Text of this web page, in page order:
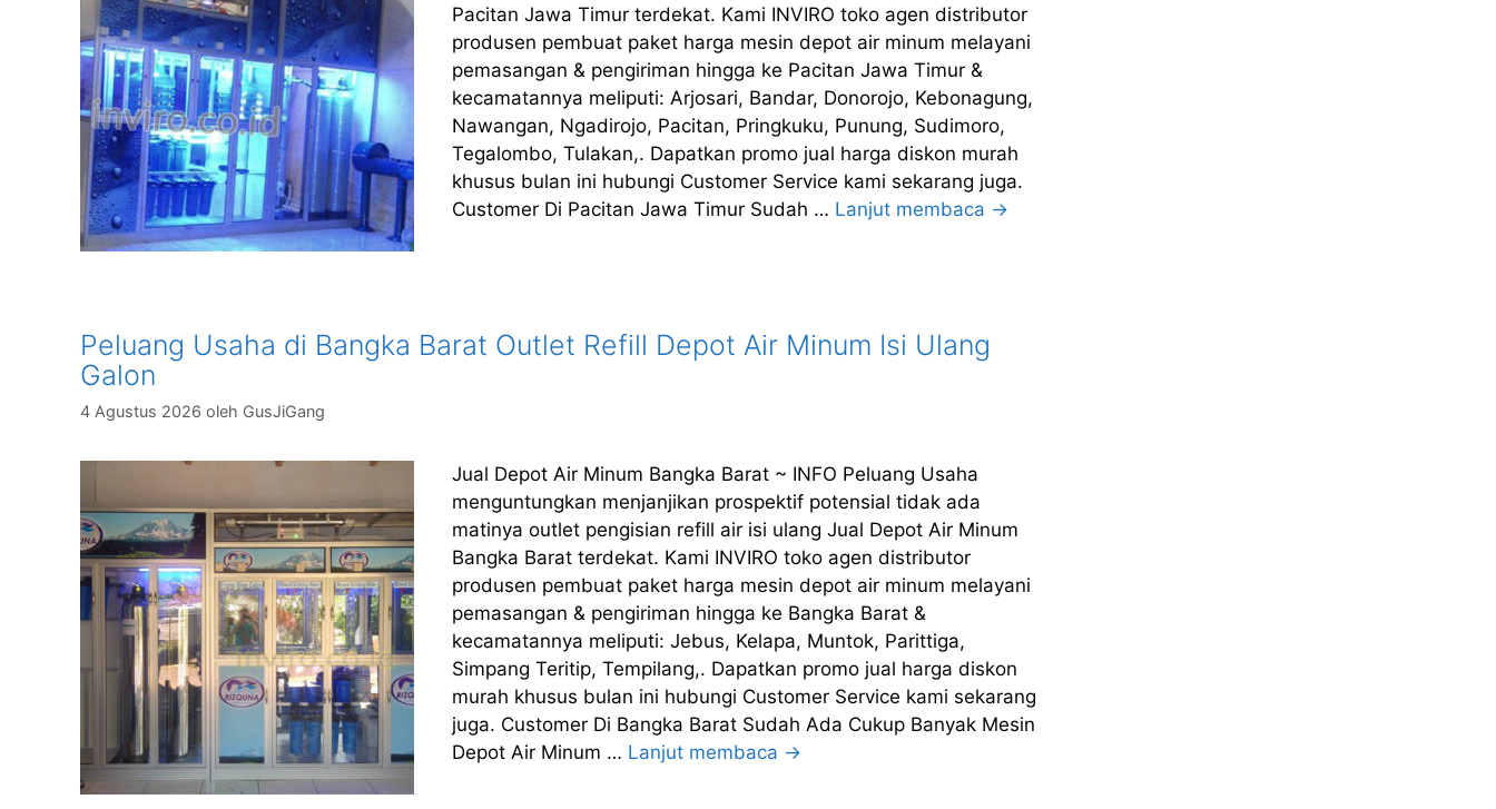
Pacitan Jawa Timur terdekat. Kami INVIRO toko agen distributor
produsen pembuat paket harga mesin depot air minum melayani
pemasangan & pengiriman hingga ke Pacitan Jawa Timur &
kecamatannya meliputi: Arjosari, Bandar, Donorojo, Kebonagung,
Nawangan, Ngadirojo, Pacitan, Pringkuku, Punung, Sudimoro,
Tegalombo, Tulakan,. Dapatkan promo jual harga diskon murah
khusus bulan ini hubungi Customer Service kami sekarang juga.
Customer Di Pacitan Jawa Timur Sudah … Lanjut membaca →
Peluang Usaha di Bangka Barat Outlet Refill Depot Air Minum Isi Ulang
Galon
4 Agustus 2026 oleh GusJiGang
Jual Depot Air Minum Bangka Barat ~ INFO Peluang Usaha
menguntungkan menjanjikan prospektif potensial tidak ada
matinya outlet pengisian refill air isi ulang Jual Depot Air Minum
Bangka Barat terdekat. Kami INVIRO toko agen distributor
produsen pembuat paket harga mesin depot air minum melayani
pemasangan & pengiriman hingga ke Bangka Barat &
kecamatannya meliputi: Jebus, Kelapa, Muntok, Parittiga,
Simpang Teritip, Tempilang,. Dapatkan promo jual harga diskon
murah khusus bulan ini hubungi Customer Service kami sekarang
juga. Customer Di Bangka Barat Sudah Ada Cukup Banyak Mesin
Depot Air Minum … Lanjut membaca →